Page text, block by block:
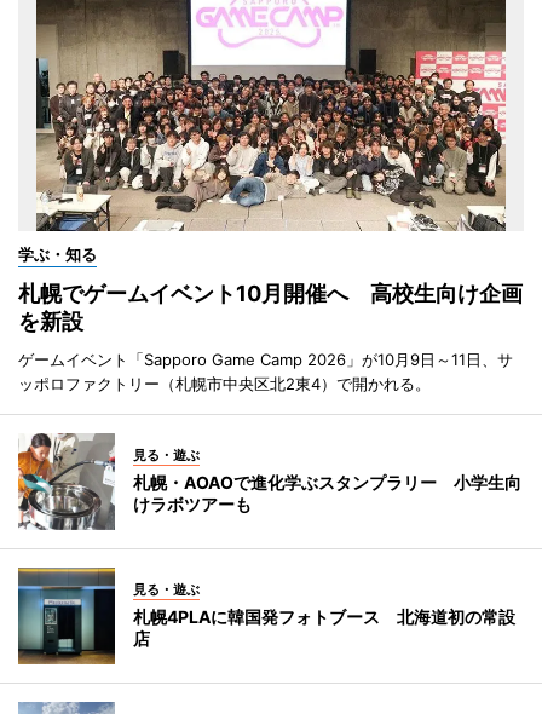
学ぶ・知る
札幌でゲームイベント10月開催へ 高校生向け企画
を新設
ゲームイベント「Sapporo Game Camp 2026」が10月9日～11日、サ
ッポロファクトリー（札幌市中央区北2東4）で開かれる。
見る・遊ぶ
札幌・AOAOで進化学ぶスタンプラリー 小学生向
けラボツアーも
見る・遊ぶ
札幌4PLAに韓国発フォトブース 北海道初の常設
店